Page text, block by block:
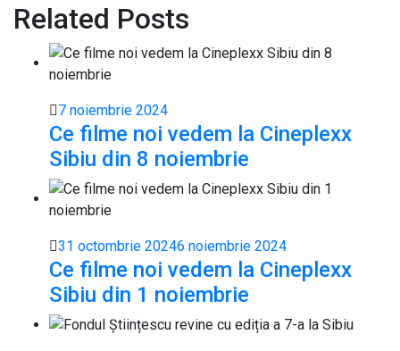
Related Posts
7 noiembrie 2024
Ce filme noi vedem la Cineplexx
Sibiu din 8 noiembrie
31 octombrie 20246 noiembrie 2024
Ce filme noi vedem la Cineplexx
Sibiu din 1 noiembrie